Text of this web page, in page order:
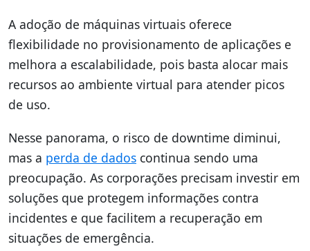
A adoção de máquinas virtuais oferece
flexibilidade no provisionamento de aplicações e
melhora a escalabilidade, pois basta alocar mais
recursos ao ambiente virtual para atender picos
de uso.
Nesse panorama, o risco de downtime diminui,
mas a perda de dados continua sendo uma
preocupação. As corporações precisam investir em
soluções que protegem informações contra
incidentes e que facilitem a recuperação em
situações de emergência.